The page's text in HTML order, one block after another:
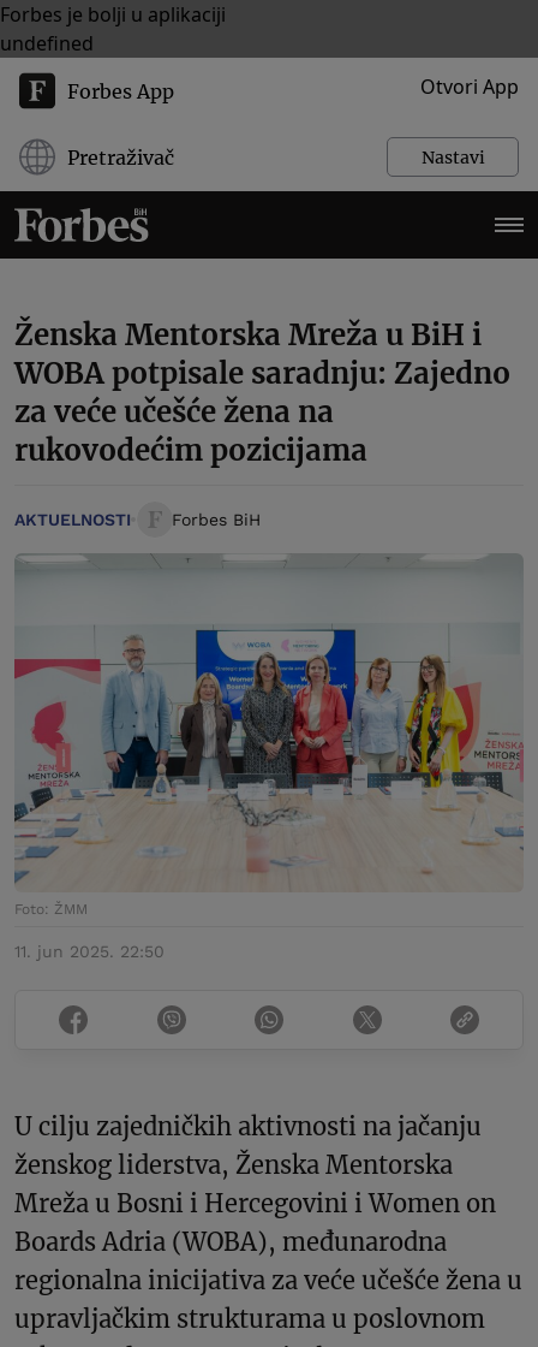
Forbes je bolji u aplikaciji
undefined
Forbes App Otvori App
Pretraživač Nastavi
Ženska Mentorska Mreža u BiH i
WOBA potpisale saradnju: Zajedno
za veće učešće žena na
rukovodećim pozicijama
AKTUELNOSTI Forbes BiH
Foto: ŽMM
11. jun 2025. 22:50
U cilju zajedničkih aktivnosti na jačanju
ženskog liderstva, Ženska Mentorska
Mreža u Bosni i Hercegovini i Women on
Boards Adria (WOBA), međunarodna
regionalna inicijativa za veće učešće žena u
upravljačkim strukturama u poslovnom